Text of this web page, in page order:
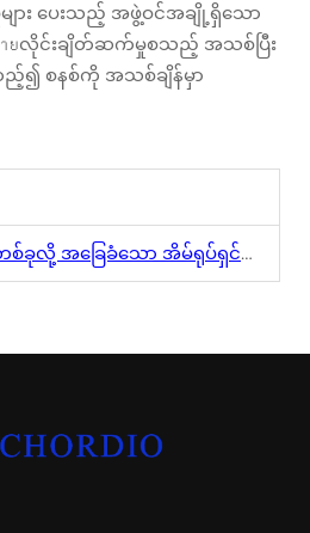
း ပေးသည့် အဖွဲ့ဝင်အချို့ရှိသော
ဝายလိုင်းချိတ်ဆက်မှုစသည့် အသစ်ပြီး
ည့်၍ စနစ်ကို အသစ်ချိန်မှာ
ြေခံသော အိမ်ရုပ်ရှင်ကျောင်းကို ဘယ်လိုဆောက်လဲ?